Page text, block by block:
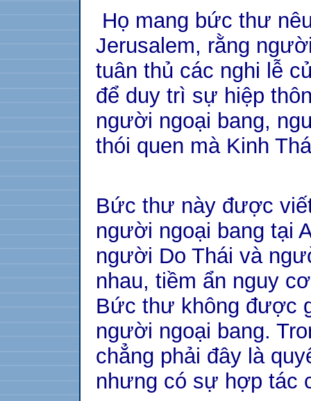
Họ mang bức thư
Jerusalem, rằng
tuân thủ các nghi lễ
để duy trì sự hiệp
người ngoại bang,
thói quen mà Kinh
Bức thư này được
người ngoại bang tại
người Do Thái và
nhau, tiềm ẩn nguy
Bức thư không được
người ngoại bang.
chẳng phải đây là
nhưng có sự hợp tác